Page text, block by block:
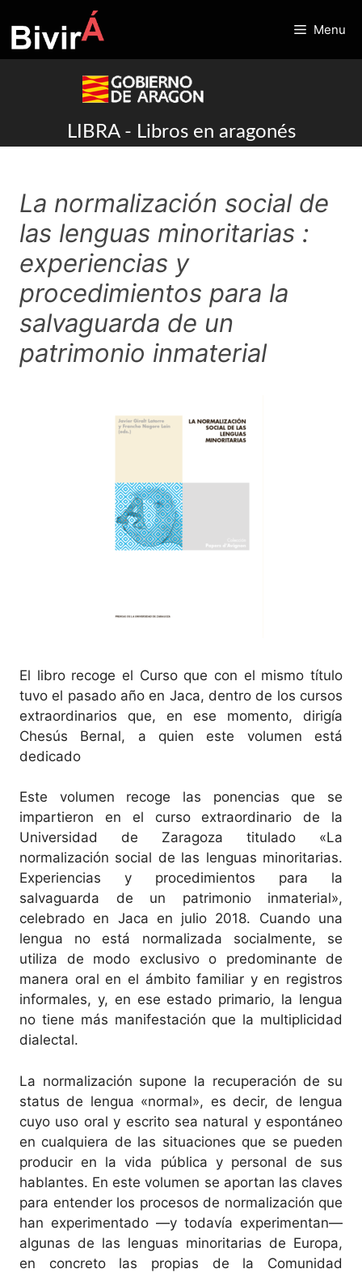
to
content
Menu
LIBRA - Libros en aragonés
La normalización social de
las lenguas minoritarias :
experiencias y
procedimientos para la
salvaguarda de un
patrimonio inmaterial
El libro recoge el Curso que con el mismo título
tuvo el pasado año en Jaca, dentro de los cursos
extraordinarios que, en ese momento, dirigía
Chesús Bernal, a quien este volumen está
dedicado
Este volumen recoge las ponencias que se
impartieron en el curso extraordinario de la
Universidad de Zaragoza titulado «La
normalización social de las lenguas minoritarias.
Experiencias y procedimientos para la
salvaguarda de un patrimonio inmaterial»,
celebrado en Jaca en julio 2018. Cuando una
lengua no está normalizada socialmente, se
utiliza de modo exclusivo o predominante de
manera oral en el ámbito familiar y en registros
informales, y, en ese estado primario, la lengua
no tiene más manifestación que la multiplicidad
dialectal.
La normalización supone la recuperación de su
status de lengua «normal», es decir, de lengua
cuyo uso oral y escrito sea natural y espontáneo
en cualquiera de las situaciones que se pueden
producir en la vida pública y personal de sus
hablantes. En este volumen se aportan las claves
para entender los procesos de normalización que
han experimentado —y todavía experimentan—
algunas de las lenguas minoritarias de Europa,
en concreto las propias de la Comunidad